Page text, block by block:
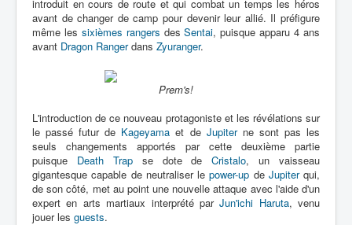
introduit en cours de route et qui combat un temps les héros
avant de changer de camp pour devenir leur allié. Il préfigure
même les sixièmes rangers desSentai, puisque apparu 4 ans
avant Dragon Rangerdans Zyuranger.
Prem's!
L'introduction de ce nouveau protagoniste et les révélations sur
le passé futur de Kageyama et de Jupiterne sont pas les
seuls changements apportés par cette deuxième partie
puisque Death Trapse dote deCristalo, un vaisseau
gigantesque capable de neutraliser lepower-up de Jupiterqui,
de son côté, met au point une nouvelle attaque avec l'aide d'un
expert en arts martiaux interprété parJun'ichi Haruta, venu
jouer les guests.